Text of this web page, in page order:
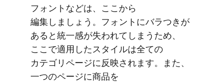
フォントなどは、​ここから​
編集しましょう。​フォントに​バラつきが​
あると​統一感が​失われてしまう​ため、​
ここで​適用した​スタイルは​全ての​
カテゴリページに​反映されます。​また、​
一つの​ページに​商品を​